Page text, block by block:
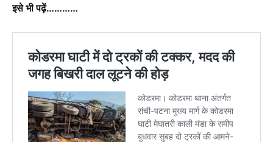
इसे भी पढ़ें…………